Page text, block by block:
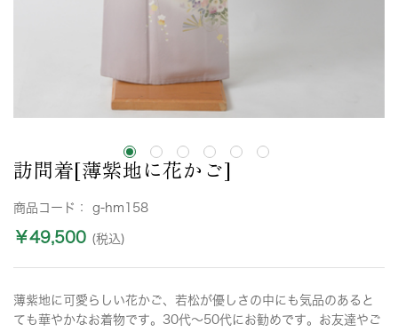
訪問着[薄紫地に花かご]
商品コード： g-hm158
￥49,500 (税込)
薄紫地に可愛らしい花かご、若松が優しさの中にも気品のあると
ても華やかなお着物です。30代～50代にお勧めです。お友達やご